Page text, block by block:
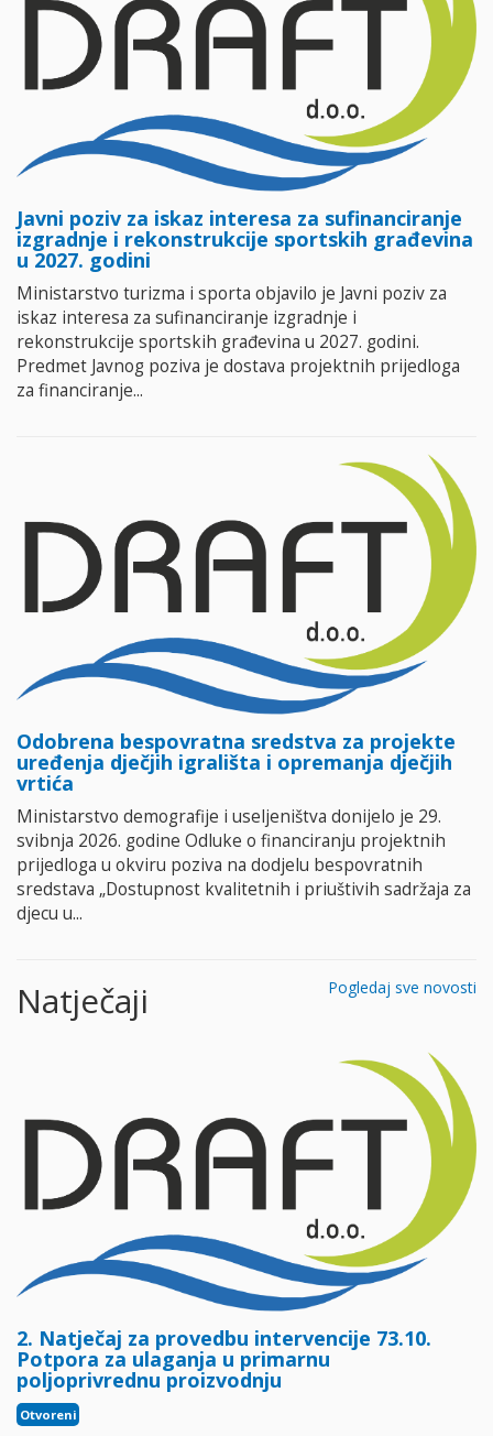
Javni poziv za iskaz interesa za sufinanciranje
izgradnje i rekonstrukcije sportskih građevina
u 2027. godini
Ministarstvo turizma i sporta objavilo je Javni poziv za
iskaz interesa za sufinanciranje izgradnje i
rekonstrukcije sportskih građevina u 2027. godini.
Predmet Javnog poziva je dostava projektnih prijedloga
za financiranje...
Odobrena bespovratna sredstva za projekte
uređenja dječjih igrališta i opremanja dječjih
vrtića
Ministarstvo demografije i useljeništva donijelo je 29.
svibnja 2026. godine Odluke o financiranju projektnih
prijedloga u okviru poziva na dodjelu bespovratnih
sredstava „Dostupnost kvalitetnih i priuštivih sadržaja za
djecu u...
Pogledaj sve novosti
Natječaji
2. Natječaj za provedbu intervencije 73.10.
Potpora za ulaganja u primarnu
poljoprivrednu proizvodnju
Otvoreni